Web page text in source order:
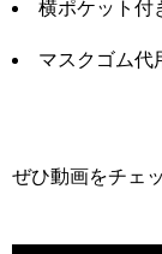
横ポケット付
マスクゴム代
ぜひ動画をチェ